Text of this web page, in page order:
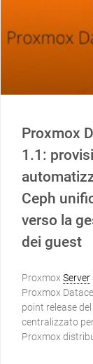
Proxmox
1.1:
Ceph
verso la
dei guest
Proxmox Server
Proxmox
point release
centralizzato
Proxmox